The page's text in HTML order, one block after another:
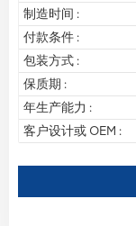
制造时间 :
付款条件 :
包装方式 :
保质期 :
年生产能力 :
客户设计或 OEM :